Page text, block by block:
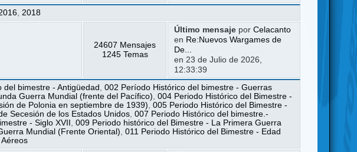
2018
24607 Mensajes
1245 Temas
Último mensajepor Celacanto
en Re:Nuevos Wargames de
De...
en 23 de Julio de 2026,
12:33:39
del bimestre - Antigüedad ,002 Período Histórico del bimestre - Guerras
Guerra Mundial (frente del Pacífico) ,004 Periodo Histórico del Bimestre -
de Polonia en septiembre de 1939) ,005 Periodo Histórico del Bimestre -
Secesión de los Estados Unidos ,007 Periodo Histórico del bimestre.-
- Siglo XVII ,009 Periodo histórico del Bimestre - La Primera Guerra
Mundial (Frente Oriental) ,011 Periodo Histórico del Bimestre - Edad